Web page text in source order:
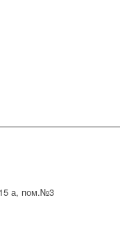
а, пом.№3